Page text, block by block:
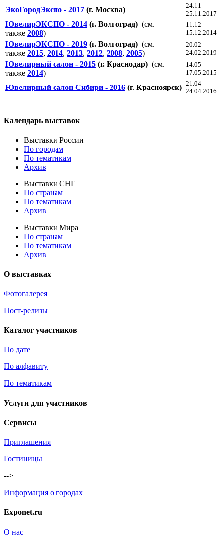
ЭкоГородЭкспо - 2017 (г. Москва)
24.11
25.11.2017
ЮвелирЭКСПО - 2014 (г. Волгоград) (см.
также 2008)
11.12
15.12.2014
ЮвелирЭКСПО - 2019 (г. Волгоград) (см.
также 2015, 2014, 2013, 2012, 2008, 2005)
20.02
24.02.2019
Ювелирный салон - 2015 (г. Краснодар) (см.
также 2014)
14.05
17.05.2015
Ювелирный салон Сибири - 2016 (г. Красноярск) 21.04
24.04.2016
Календарь выставок
Выставки России
По городам
По тематикам
Архив
Выставки СНГ
По странам
По тематикам
Архив
Выставки Мира
По странам
По тематикам
Архив
О выставках
Фотогалерея
Пост-релизы
Каталог участников
По дате
По алфавиту
По тематикам
Услуги для участников
Сервисы
Приглашения
Гостиницы
-->
Информация о городах
Exponet.ru
О нас